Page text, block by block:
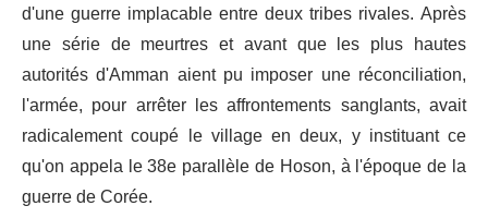
d'une guerre implacable entre deux tribes rivales. Après
une série de meurtres et avant que les plus hautes
autorités d'Amman aient pu imposer une réconciliation,
l'armée, pour arrêter les affrontements sanglants, avait
radicalement coupé le village en deux, y instituant ce
qu'on appela le 38e parallèle de Hoson, à l'époque de la
guerre de Corée.